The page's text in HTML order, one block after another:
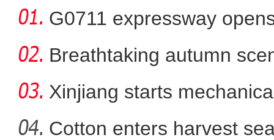
G0711 expressway
Breathtaking autumn
in
Xinjiang starts
Cotton enters harvest